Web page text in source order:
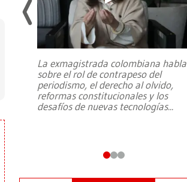
La exmagistrada colombiana habla
sobre el rol de contrapeso del
periodismo, el derecho al olvido,
reformas constitucionales y los
desafíos de nuevas tecnologías...